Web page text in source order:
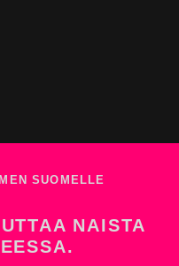
SUOMELLE
NAISTA